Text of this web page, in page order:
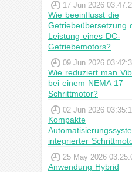
17 Jun 2026
Wie beeinflusst die
Getriebeübersetzung
Leistung eines DC-
Getriebemotors?
09 Jun 2026
Wie reduziert man
bei einem NEMA 17
Schrittmotor?
02 Jun 2026
Kompakte
integrierter
25 May 2026
Anwendung Hybrid